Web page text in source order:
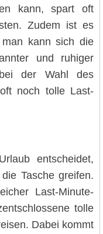
kann, spart oft
Zudem ist es
kann sich die
und ruhiger
der Wahl des
noch tolle Last-
entscheidet,
Tasche greifen.
Last-Minute-
tolle
Dabei kommt